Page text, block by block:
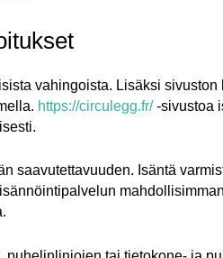
vahingoista. Lisäksi
https://circulegg.fr/-sivustoa
saavutettavuuden. Isäntä